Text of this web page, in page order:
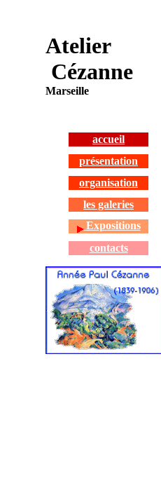
Atelier
Cézanne
Marseille
accueil
présentation
organisation
les galeries
Expositions
contacts